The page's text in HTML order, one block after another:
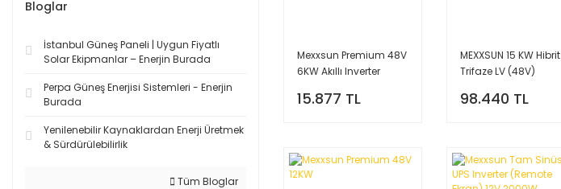
Bloglar
İstanbul Güneş Paneli | Uygun Fiyatlı
Solar Ekipmanlar – Enerjin Burada
Perpa Güneş Enerjisi Sistemleri - Enerjin
Burada
Yenilenebilir Kaynaklardan Enerji Üretmek
& Sürdürülebilirlik
Tüm Bloglar
Mexxsun Premium 48V
6KW Akıllı Inverter
15.877 TL
MEXXSUN 15 KW Hibrit
Trifaze LV (48V)
98.440 TL